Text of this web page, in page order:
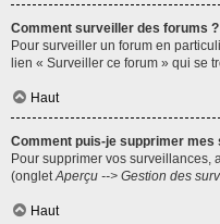
Comment surveiller des forums ?
Pour surveiller un forum en
lien « Surveiller ce forum » qui se
Haut
Comment puis-je supprimer
Pour supprimer vos surveillances,
(ongletAperçu --> Gestion des
Haut